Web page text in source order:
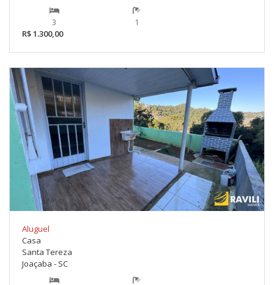
3
1
R$ 1.300,00
Aluguel
Casa
Santa Tereza
Joaçaba - SC